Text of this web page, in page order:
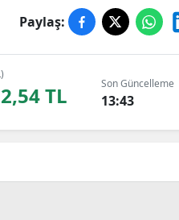
Paylaş:
TL Son Güncelleme
13:43